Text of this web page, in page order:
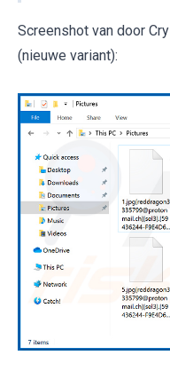
Screenshot van door
(nieuwe variant):